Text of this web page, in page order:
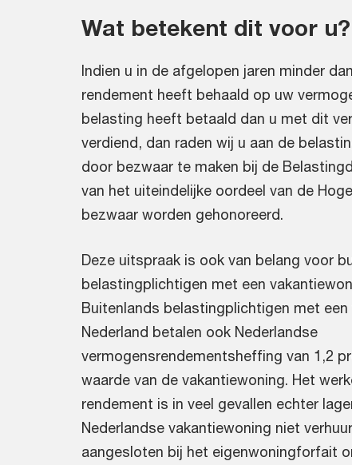
Wat betekent dit voor u?
Indien u in de afgelopen jaren minder
rendement heeft behaald op uw
belasting heeft betaald dan u met dit
verdiend, dan raden wij u aan de
door bezwaar te maken bij de
van het uiteindelijke oordeel van de
bezwaar worden gehonoreerd.
Deze uitspraak is ook van belang voor
belastingplichtigen met een
Buitenlands belastingplichtigen met een
Nederland betalen ook Nederlandse
vermogensrendementsheffing van 1,2
waarde van de vakantiewoning. Het
rendement is in veel gevallen echter
Nederlandse vakantiewoning niet
aangesloten bij het eigenwoningforfait